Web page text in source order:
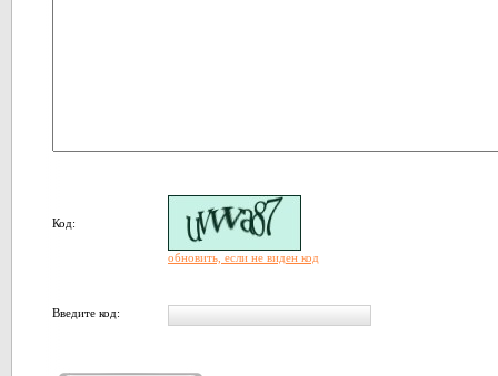
Код:
обновить, если не виден код
Введите код: